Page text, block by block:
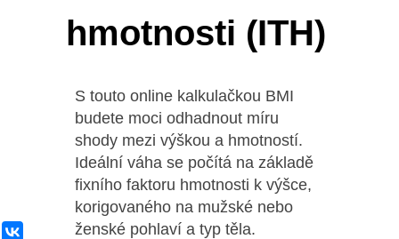
hmotnosti (ITH)
S touto online kalkulačkou BMI
budete moci odhadnout míru
shody mezi výškou a hmotností.
Ideální váha se počítá na základě
fixního faktoru hmotnosti k výšce,
korigovaného na mužské nebo
ženské pohlaví a typ těla.
ВКонтакте